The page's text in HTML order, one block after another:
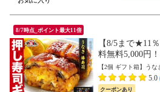
8/7時点_ポイント最大11倍
【8/5まで★11
料無料5,000円
ントリーで20
ギ 鰻寿司 国産
専用化粧箱＆食
【2個 ギフト箱】うな
5.0
クーポンあり